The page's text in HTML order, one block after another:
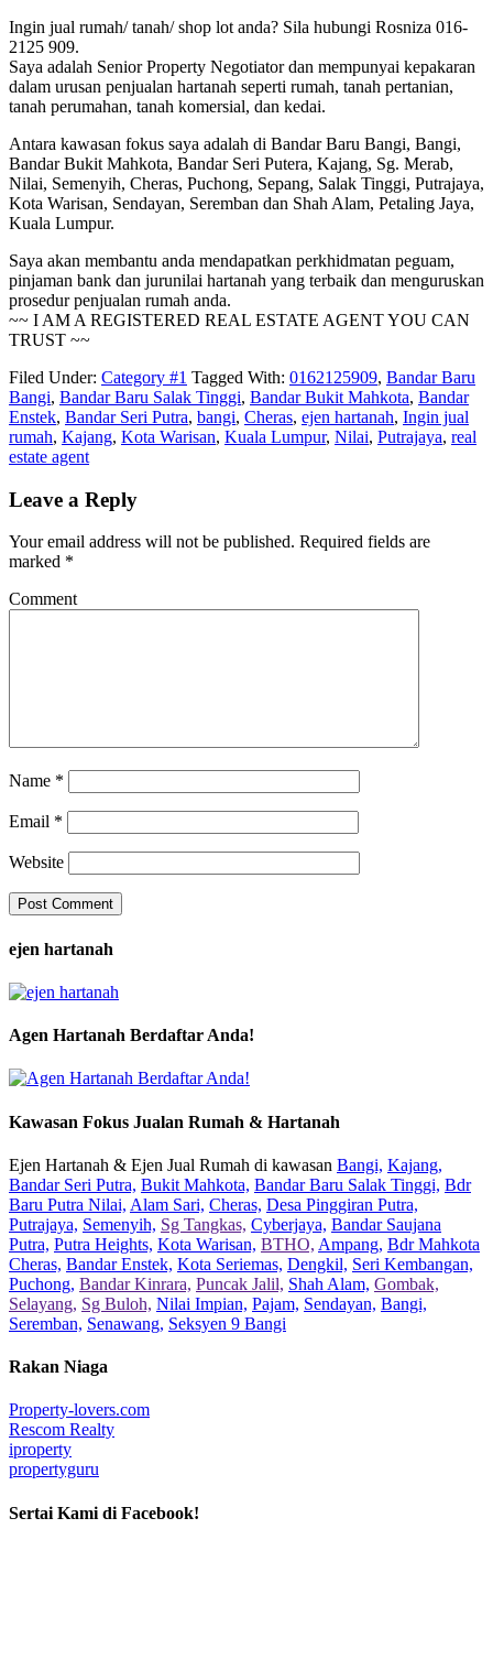
Ingin jual rumah/ tanah/ shop lot anda? Sila hubungi Rosniza 016-
2125 909.
Saya adalah Senior Property Negotiator dan mempunyai kepakaran
dalam urusan penjualan hartanah seperti rumah, tanah pertanian,
tanah perumahan, tanah komersial, dan kedai.
Antara kawasan fokus saya adalah di Bandar Baru Bangi, Bangi,
Bandar Bukit Mahkota, Bandar Seri Putera, Kajang, Sg. Merab,
Nilai, Semenyih, Cheras, Puchong, Sepang, Salak Tinggi, Putrajaya,
Kota Warisan, Sendayan, Seremban dan Shah Alam, Petaling Jaya,
Kuala Lumpur.
Saya akan membantu anda mendapatkan perkhidmatan peguam,
pinjaman bank dan jurunilai hartanah yang terbaik dan menguruskan
prosedur penjualan rumah anda.
~~ I AM A REGISTERED REAL ESTATE AGENT YOU CAN
TRUST ~~
Filed Under: Category #1 Tagged With: 0162125909, Bandar Baru
Bangi, Bandar Baru Salak Tinggi, Bandar Bukit Mahkota, Bandar
Enstek, Bandar Seri Putra, bangi, Cheras, ejen hartanah, Ingin jual
rumah, Kajang, Kota Warisan, Kuala Lumpur, Nilai, Putrajaya, real
estate agent
Leave a Reply
Your email address will not be published. Required fields are
marked *
Comment
Name *
Email *
Website
ejen hartanah
Agen Hartanah Berdaftar Anda!
Kawasan Fokus Jualan Rumah & Hartanah
Ejen Hartanah & Ejen Jual Rumah di kawasan Bangi, Kajang,
Bandar Seri Putra, Bukit Mahkota, Bandar Baru Salak Tinggi, Bdr
Baru Putra Nilai, Alam Sari, Cheras, Desa Pinggiran Putra,
Putrajaya, Semenyih, Sg Tangkas, Cyberjaya, Bandar Saujana
Putra, Putra Heights, Kota Warisan, BTHO, Ampang, Bdr Mahkota
Cheras, Bandar Enstek, Kota Seriemas, Dengkil, Seri Kembangan,
Puchong, Bandar Kinrara, Puncak Jalil, Shah Alam, Gombak,
Selayang, Sg Buloh, Nilai Impian, Pajam, Sendayan, Bangi,
Seremban, Senawang, Seksyen 9 Bangi
Rakan Niaga
Property-lovers.com
Rescom Realty
iproperty
propertyguru
Sertai Kami di Facebook!